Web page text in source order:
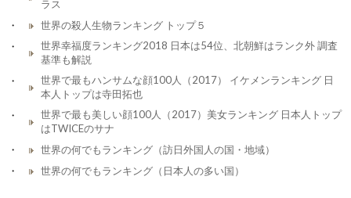
ラス
世界の殺人生物ランキング トップ５
世界幸福度ランキング2018 日本は54位、北朝鮮はランク外 調査
基準も解説
世界で最もハンサムな顔100人（2017） イケメンランキング 日
本人トップは寺田拓也
世界で最も美しい顔100人（2017）美女ランキング 日本人トップ
はTWICEのサナ
世界の何でもランキング（訪日外国人の国・地域）
世界の何でもランキング（日本人の多い国）